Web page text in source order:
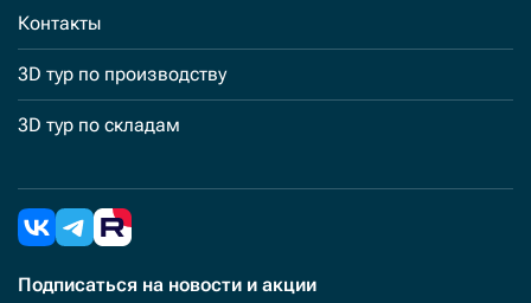
Контакты
3D тур по производству
3D тур по складам
Подписаться на новости и акции